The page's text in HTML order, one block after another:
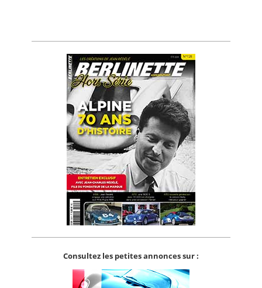
Consultez les petites annonces sur :